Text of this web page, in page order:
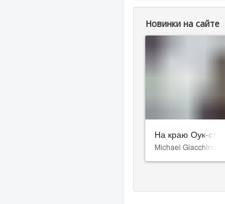
Новинки на сайте
На краю Оук-стрит
Michael Giacchino